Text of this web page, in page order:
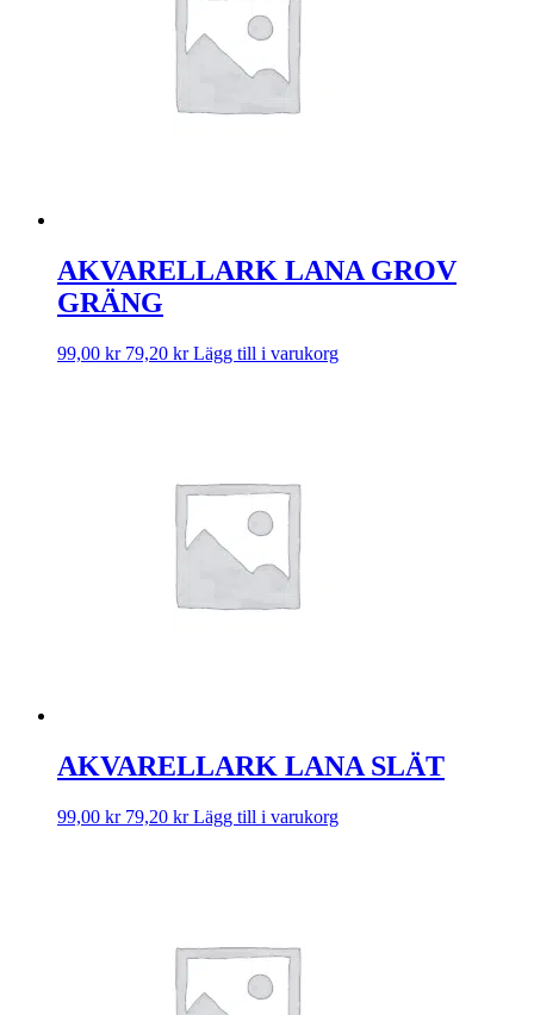
AKVARELLARK LANA GROV
GRÄNG
99,00 kr 79,20 kr Lägg till i varukorg
AKVARELLARK LANA SLÄT
99,00 kr 79,20 kr Lägg till i varukorg